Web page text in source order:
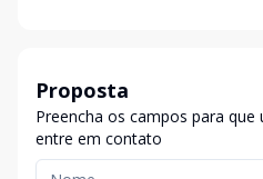
Proposta
Preencha os campos para
entre em contato